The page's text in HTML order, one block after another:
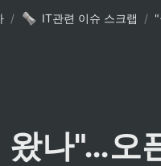
/ IT관련 이슈 스크랩 /
왔나"…오